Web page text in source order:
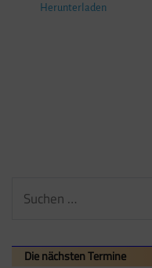
Herunterladen
nach:
Die nächsten Termine